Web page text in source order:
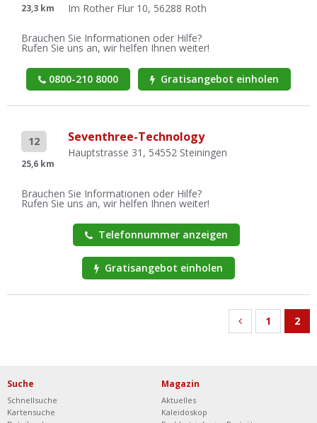
23,3 km Im Rother Flur 10, 56288 Roth
Brauchen Sie Informationen oder Hilfe?
Rufen Sie uns an, wir helfen Ihnen weiter!
0800-210 8000 Gratisangebot einholen
12
25,6 km
Seventhree-Technology
Hauptstrasse 31, 54552 Steiningen
Brauchen Sie Informationen oder Hilfe?
Rufen Sie uns an, wir helfen Ihnen weiter!
Telefonnummer anzeigen
Gratisangebot einholen
1 2
Suche
Schnellsuche
Kartensuche
Magazin
Aktuelles
Kaleidoskop